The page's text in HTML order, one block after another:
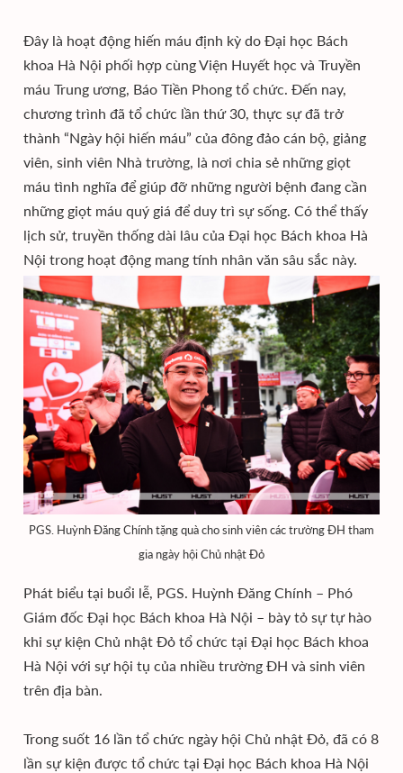
Đây là hoạt động hiến máu định kỳ do Đại học Bách
khoa Hà Nội phối hợp cùng Viện Huyết học và Truyền
máu Trung ương, Báo Tiền Phong tổ chức. Đến nay,
chương trình đã tổ chức lần thứ 30, thực sự đã trở
thành “Ngày hội hiến máu” của đông đảo cán bộ, giảng
viên, sinh viên Nhà trường, là nơi chia sẻ những giọt
máu tình nghĩa để giúp đỡ những người bệnh đang cần
những giọt máu quý giá để duy trì sự sống. Có thể thấy
lịch sử, truyền thống dài lâu của Đại học Bách khoa Hà
Nội trong hoạt động mang tính nhân văn sâu sắc này.
PGS. Huỳnh Đăng Chính tặng quà cho sinh viên các trường ĐH tham
gia ngày hội Chủ nhật Đỏ
Phát biểu tại buổi lễ, PGS. Huỳnh Đăng Chính – Phó
Giám đốc Đại học Bách khoa Hà Nội – bày tỏ sự tự hào
khi sự kiện Chủ nhật Đỏ tổ chức tại Đại học Bách khoa
Hà Nội với sự hội tụ của nhiều trường ĐH và sinh viên
trên địa bàn.
Trong suốt 16 lần tổ chức ngày hội Chủ nhật Đỏ, đã có 8
lần sự kiện được tổ chức tại Đại học Bách khoa Hà Nội